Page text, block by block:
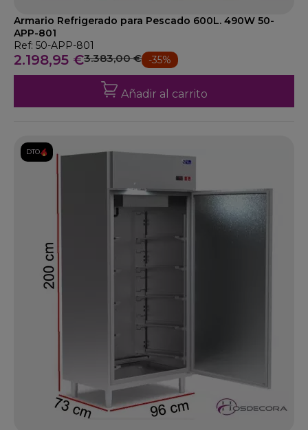
Armario Refrigerado para Pescado 600L. 490W 50-
APP-801
Ref: 50-APP-801
2.198,95 €3.383,00 € -35%
Añadir al carrito
DTO.